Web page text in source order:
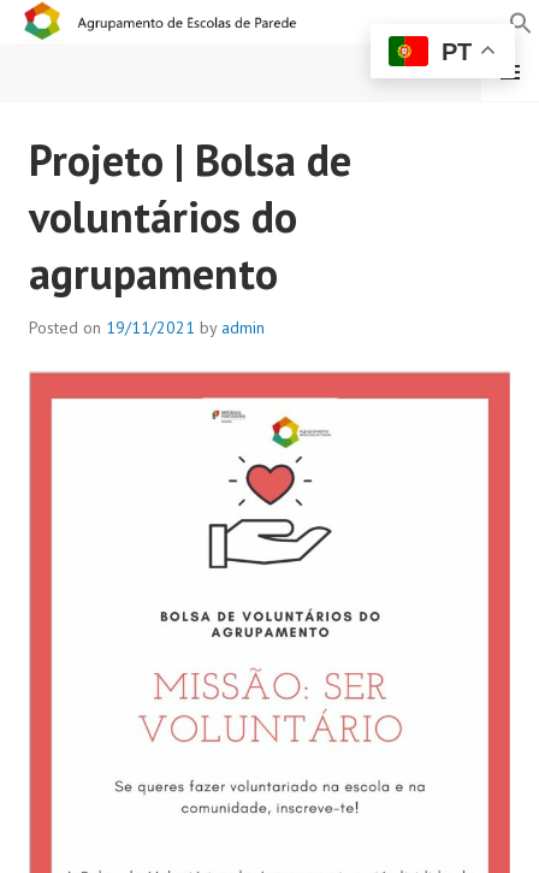
AGRUPAMENTO DE
ESCOLAS DE PAREDE
MENU
Projeto | Bolsa de
voluntários do
agrupamento
Posted on 19/11/2021 by admin
PT